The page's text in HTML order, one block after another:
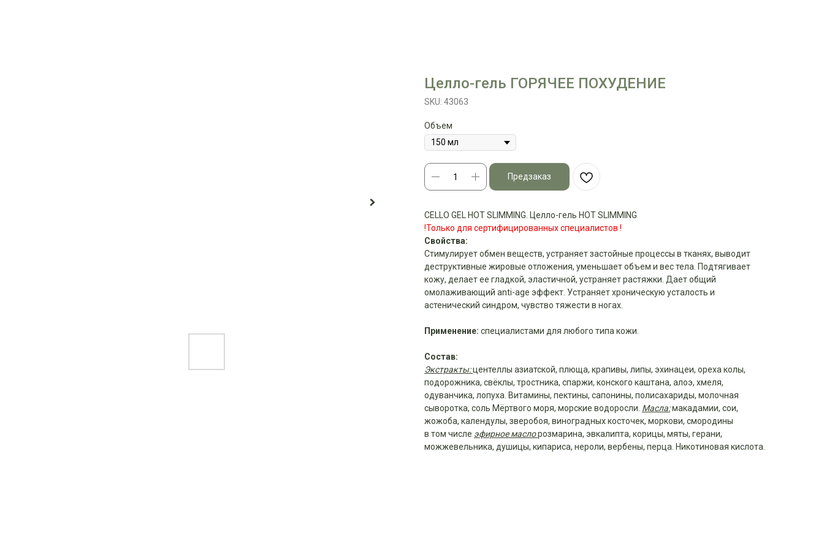
Целло-гель ГОРЯЧЕЕ ПОХУДЕНИЕ
SKU: 43063
Объем
Предзаказ
CELLO GEL HOT SLIMMING. Целло-гель HOT SLIMMING
!Только для сертифицированных специалистов !
Свойства:
Стимулирует обмен веществ, устраняет застойные процессы в тканях, выводит
деструктивные жировые отложения, уменьшает объем и вес тела. Подтягивает
кожу, делает ее гладкой, эластичной, устраняет растяжки. Дает общий
омолаживающий anti-age эффект. Устраняет хроническую усталость и
астенический синдром, чувство тяжести в ногах.
Применение: специалистами для любого типа кожи.
Состав:
Экстракты:центеллы азиатской, плюща, крапивы, липы, эхинацеи, ореха колы,
подорожника, свёклы, тростника, спаржи, конского каштана, алоэ, хмеля,
одуванчика, лопуха. Витамины, пектины, сапонины, полисахариды, молочная
сыворотка, соль Мёртвого моря, морские водоросли. Масла:макадамии, сои,
жожоба, календулы, зверобоя, виноградных косточек, моркови, смородины
в том числе эфирное маслорозмарина, эвкалипта, корицы, мяты, герани,
можжевельника, душицы, кипариса, нероли, вербены, перца. Никотиновая кислота.